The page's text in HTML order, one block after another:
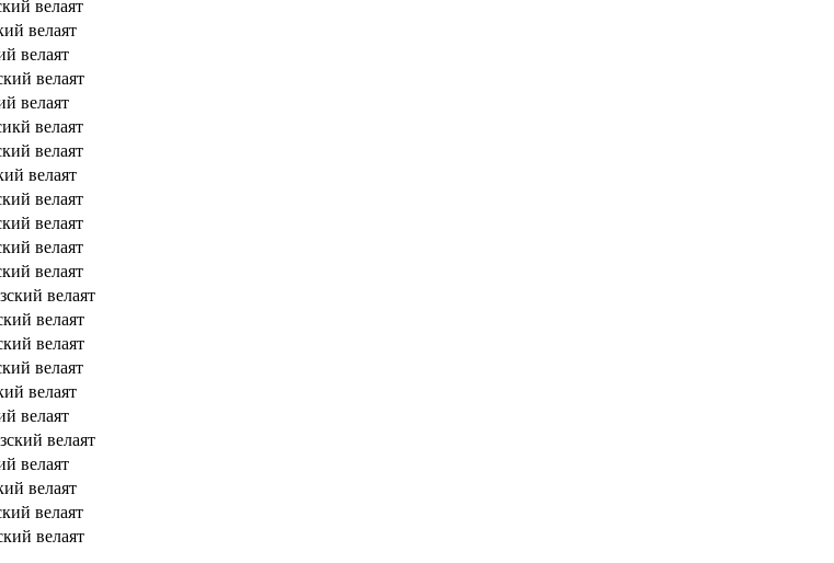
велаят
велаят
велаят
велаят
велаят
велаят
велаят
велаят
велаят
велаят
велаят
велаят
велаят
велаят
велаят
велаят
велаят
велаят
велаят
велаят
велаят
велаят
велаят